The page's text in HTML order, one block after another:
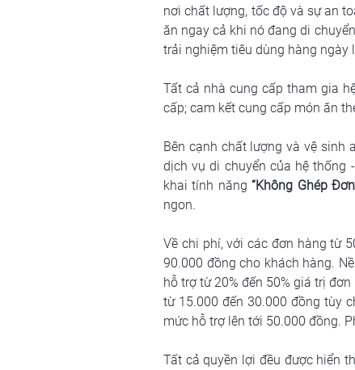
nơi chất lượng, tốc độ và sự an
ăn ngay cả khi nó đang di
trải nghiệm tiêu dùng hàng ngày
Tất cả nhà cung cấp tham gia
cấp; cam kết cung cấp món ăn
Bên cạnh chất lượng và vệ sinh
dịch vụ di chuyển của hệ thống
khai tính năng “Không Ghép
ngon.
Về chi phí, với các đơn hàng từ
90.000 đồng cho khách hàng.
hỗ trợ từ 20% đến 50% giá trị
từ 15.000 đến 30.000 đồng tùy
mức hỗ trợ lên tới 50.000 đồng.
Tất cả quyền lợi đều được hiển